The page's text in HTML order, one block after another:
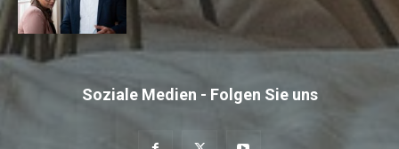
Soziale Medien - Folgen Sie uns